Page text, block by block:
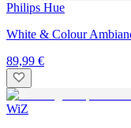
Philips Hue
White & Colour
89,99 €
WiZ